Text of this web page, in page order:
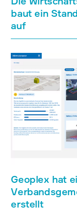
baut ein
auf
Geoplex hat
erstellt